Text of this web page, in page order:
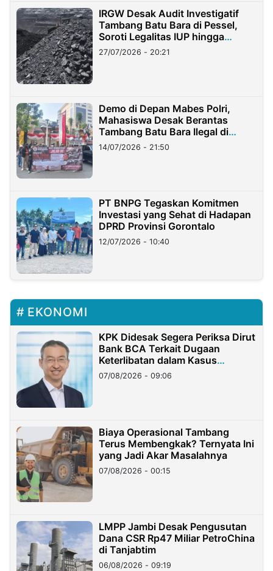
IRGW Desak Audit Investigatif
Tambang Batu Bara di Pessel,
Soroti Legalitas IUP hingga
Stockpile
27/07/2026 - 20:21
Demo di Depan Mabes Polri,
Mahasiswa Desak Berantas
Tambang Batu Bara Ilegal di
Lampung
14/07/2026 - 21:50
PT BNPG Tegaskan Komitmen
Investasi yang Sehat di Hadapan
DPRD Provinsi Gorontalo
12/07/2026 - 10:40
EKONOMI
KPK Didesak Segera Periksa Dirut
Bank BCA Terkait Dugaan
Keterlibatan dalam Kasus
Hilangnya Dana Nasabah Rp2,58
Miliar
07/08/2026 - 09:06
Biaya Operasional Tambang
Terus Membengkak? Ternyata Ini
yang Jadi Akar Masalahnya
07/08/2026 - 00:15
LMPP Jambi Desak Pengusutan
Dana CSR Rp47 Miliar PetroChina
di Tanjabtim
06/08/2026 - 09:19